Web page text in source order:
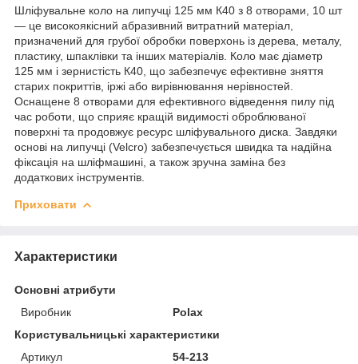
Шліфувальне коло на липучці 125 мм К40 з 8 отворами, 10 шт
— це високоякісний абразивний витратний матеріал,
призначений для грубої обробки поверхонь із дерева, металу,
пластику, шпаклівки та інших матеріалів. Коло має діаметр
125 мм і зернистість К40, що забезпечує ефективне зняття
старих покриттів, іржі або вирівнювання нерівностей.
Оснащене 8 отворами для ефективного відведення пилу під
час роботи, що сприяє кращій видимості оброблюваної
поверхні та продовжує ресурс шліфувального диска. Завдяки
основі на липучці (Velcro) забезпечується швидка та надійна
фіксація на шліфмашині, а також зручна заміна без
додаткових інструментів.
Приховати
Характеристики
Основні атрибути
Виробник
Polax
Користувальницькі характеристики
Артикул
54-213